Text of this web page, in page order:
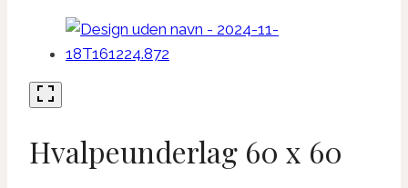
Hvalpeunderlag 60 x 60